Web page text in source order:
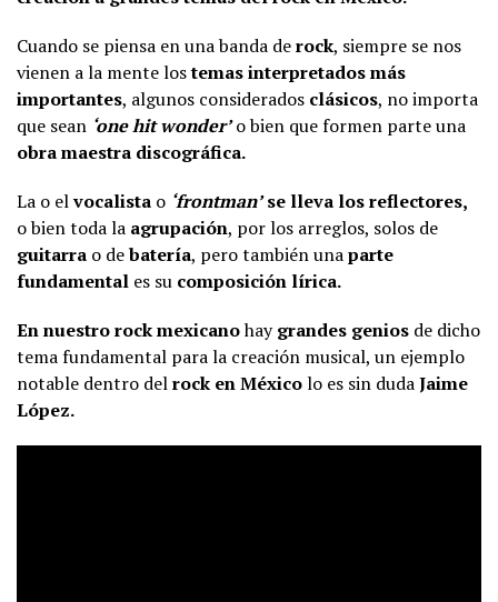
Cuando se piensa en una banda derock, siempre se nos
vienen a la mente lostemas interpretados más
importantes, algunos considerados clásicos, no importa
que sean ‘one hit wonder’o bien que formen parte una
obra maestra discográfica.
La o elvocalista o ‘frontman’se lleva los reflectores,
o bien toda la agrupación, por los arreglos, solos de
guitarra o debatería, pero también unaparte
fundamental es su composición lírica.
En nuestro rock mexicanohaygrandes genios de dicho
tema fundamental para la creación musical, un ejemplo
notable dentro delrock en Méxicolo es sin dudaJaime
López.